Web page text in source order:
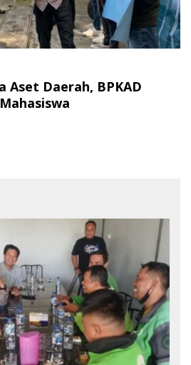
Aset Daerah, BPKAD